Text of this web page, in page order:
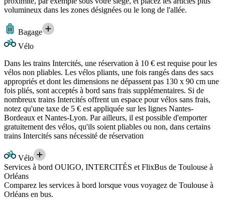
volumineux dans les zones désignées ou le long de l'allée.
Bagage
Vélo
Dans les trains Intercités, une réservation à 10 € est requise pour les
vélos non pliables. Les vélos pliants, une fois rangés dans des sacs
appropriés et dont les dimensions ne dépassent pas 130 x 90 cm une
fois pliés, sont acceptés à bord sans frais supplémentaires. Si de
nombreux trains Intercités offrent un espace pour vélos sans frais,
notez qu'une taxe de 5 € est appliquée sur les lignes Nantes-
Bordeaux et Nantes-Lyon. Par ailleurs, il est possible d'emporter
gratuitement des vélos, qu'ils soient pliables ou non, dans certains
trains Intercités sans nécessité de réservation
Vélo
Services à bord OUIGO, INTERCITÉS et FlixBus de Toulouse à
Orléans
Comparez les services à bord lorsque vous voyagez de Toulouse à
Orléans en bus.